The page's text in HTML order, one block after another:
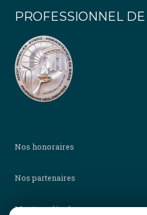
PROFESSIONNEL
Nos honoraires
Nos partenaires
Mentions légales